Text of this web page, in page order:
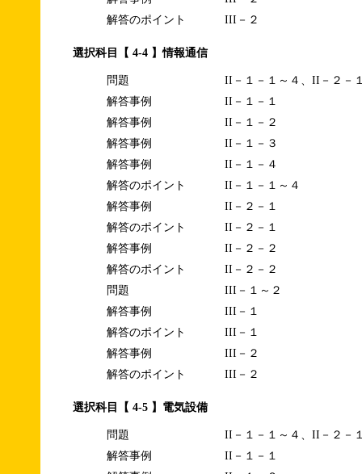
解答のポイント
III－２
選択科目【 4-4 】情報通信
問題
II－１－１～４、II－２－
解答事例
II－１－１
解答事例
II－１－２
解答事例
II－１－３
解答事例
II－１－４
解答のポイント
II－１－１～４
解答事例
II－２－１
解答のポイント
II－２－１
解答事例
II－２－２
解答のポイント
II－２－２
問題
III－１～２
解答事例
III－１
解答のポイント
III－１
解答事例
III－２
解答のポイント
III－２
選択科目【 4-5 】電気設備
問題
II－１－１～４、II－２－
解答事例
II－１－１